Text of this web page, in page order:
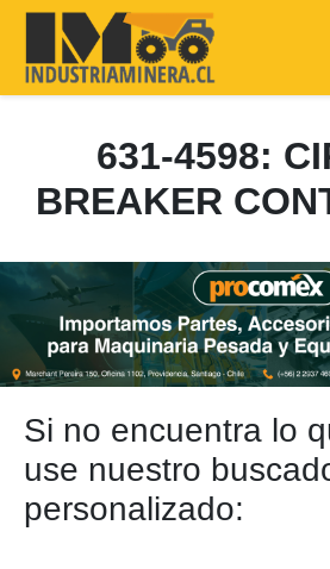
631-4598:
BREAKER
Si no encuentra lo
use nuestro
personalizado: